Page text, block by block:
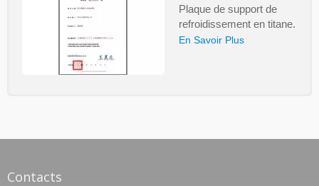
Plaque de support de
refroidissement en titane.
En Savoir Plus
Contacts